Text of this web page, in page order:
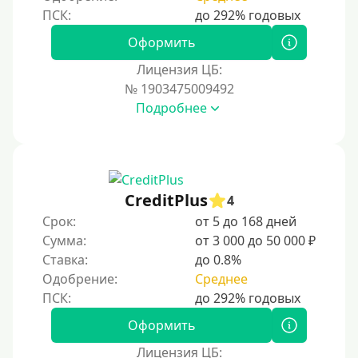
На банковский счет
На карту с нулевым балансом
На дебетовую карту
На кредитную карту
На виртуальную карту
На неименную карту
На именную карту
На зарплатную карту
Оформить
Лицензия ЦБ:
№ 1903475009492
Подробнее
CreditPlus
4
Срок:
от 5 до 168 дней
Сумма:
от 3 000 до 50 000 ₽
Ставка:
до 0.8%
Одобрение:
Среднее
Оформить
Лицензия ЦБ: